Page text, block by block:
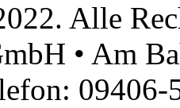
Alle
• Am
09406-